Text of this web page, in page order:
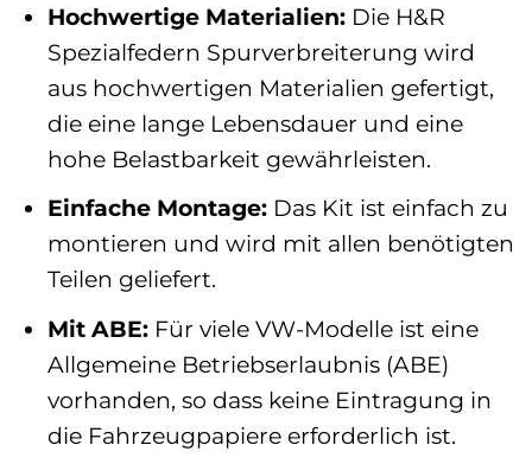
Hochwertige Materialien:Die H&R
Spezialfedern Spurverbreiterung wird
aus hochwertigen Materialien gefertigt,
die eine lange Lebensdauer und eine
hohe Belastbarkeit gewährleisten.
Einfache Montage:Das Kit ist einfach zu
montieren und wird mit allen benötigten
Teilen geliefert.
Mit ABE:Für viele VW-Modelle ist eine
Allgemeine Betriebserlaubnis (ABE)
vorhanden, so dass keine Eintragung in
die Fahrzeugpapiere erforderlich ist.